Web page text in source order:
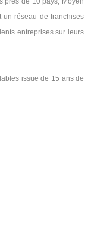
un réseau de franchises
entreprises sur leurs
issue de 15 ans de